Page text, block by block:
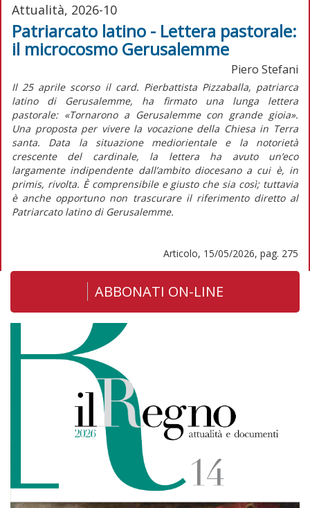
Attualità, 2026-10
Patriarcato latino - Lettera pastorale:
il microcosmo Gerusalemme
Piero Stefani
Il 25 aprile scorso il card. Pierbattista Pizzaballa, patriarca
latino di Gerusalemme, ha firmato una lunga lettera
pastorale: «Tornarono a Gerusalemme con grande gioia».
Una proposta per vivere la vocazione della Chiesa in Terra
santa. Data la situazione mediorientale e la notorietà
crescente del cardinale, la lettera ha avuto un’eco
largamente indipendente dall’ambito diocesano a cui è, in
primis, rivolta. È comprensibile e giusto che sia così; tuttavia
è anche opportuno non trascurare il riferimento diretto al
Patriarcato latino di Gerusalemme.
Articolo, 15/05/2026, pag. 275
ABBONATI ON-LINE